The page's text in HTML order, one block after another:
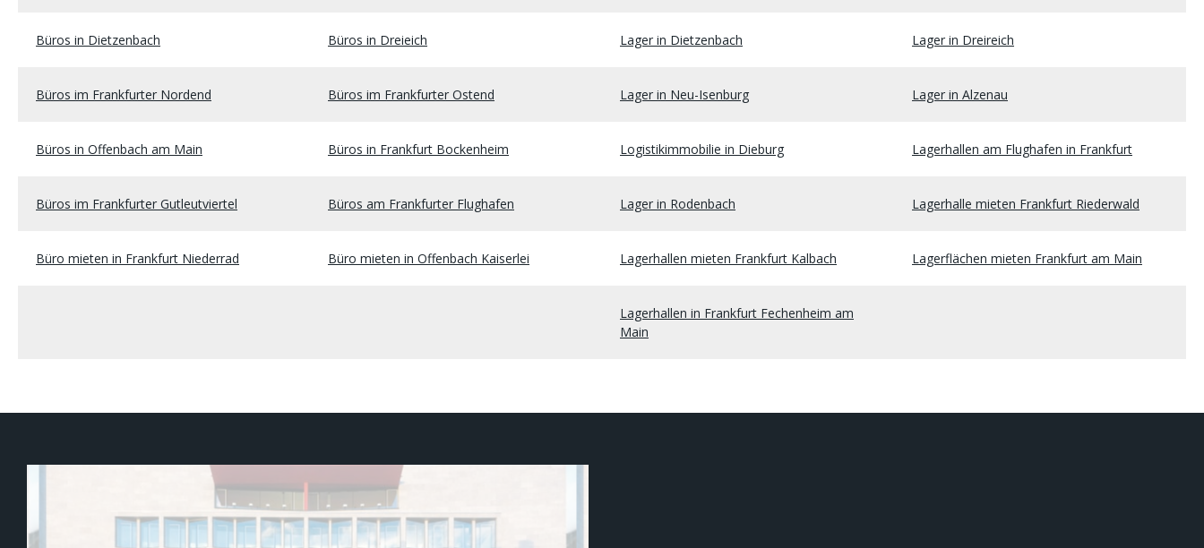
Büros in Dietzenbach Büros in Dreieich Lager in Dietzenbach Lager in Dreireich
Büros im Frankfurter Nordend Büros im Frankfurter Ostend Lager in Neu-Isenburg Lager in Alzenau
Büros in Offenbach am Main Büros in Frankfurt Bockenheim Logistikimmobilie in Dieburg Lagerhallen am Flughafen in Frankfurt
Büros im Frankfurter Gutleutviertel Büros am Frankfurter Flughafen Lager in Rodenbach Lagerhalle mieten Frankfurt Riederwald
Büro mieten in Frankfurt Niederrad Büro mieten in Offenbach Kaiserlei Lagerhallen mieten Frankfurt Kalbach Lagerflächen mieten Frankfurt am Main
Lagerhallen in Frankfurt Fechenheim am
Main